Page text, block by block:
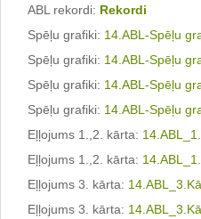
ABL rekordi: Rekordi
Spēļu grafiki: 14.ABL-Spēļu
Spēļu grafiki: 14.ABL-Spēļu
Spēļu grafiki: 14.ABL-Spēļu
Spēļu grafiki: 14.ABL-Spēļu
Eļļojums 1.,2. kārta:
Eļļojums 1.,2. kārta:
Eļļojums 3. kārta:
Eļļojums 3. kārta: